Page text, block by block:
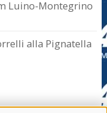
Luino-Montegrino
alla Pignatella